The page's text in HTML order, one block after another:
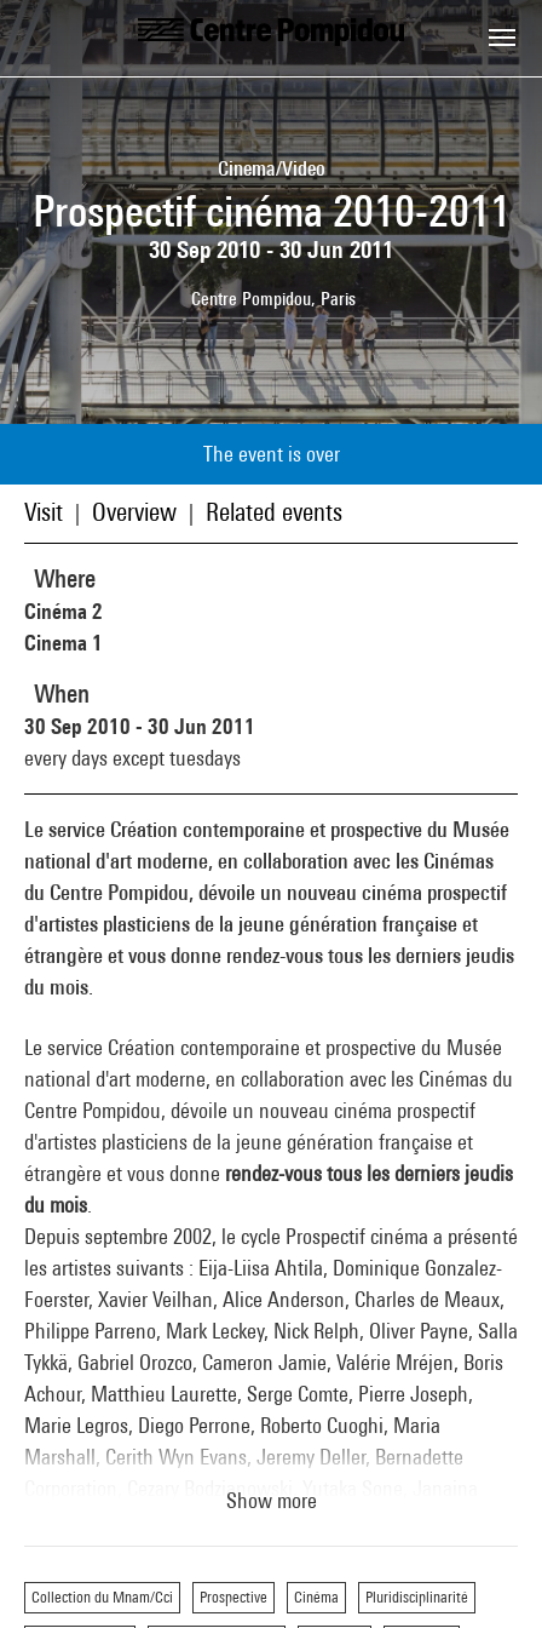
Skip to main content
Centre Pompidou
Cinema/Video
Prospectif cinéma 2010-2011
30 Sep 2010 - 30 Jun 2011
Centre Pompidou, Paris
The event is over
Visit Overview Related events
Le service Création contemporaine et prospective du Musée
national d'art moderne, en collaboration avec les Cinémas
du Centre Pompidou, dévoile un nouveau cinéma prospectif
d'artistes plasticiens de la jeune génération française et
étrangère et vous donne rendez-vous tous les derniers jeudis
du mois.
Le service Création contemporaine et prospective du Musée
national d'art moderne, en collaboration avec les Cinémas du
Centre Pompidou, dévoile un nouveau cinéma prospectif
d'artistes plasticiens de la jeune génération française et
étrangère et vous donne rendez-vous tous les derniers jeudis
du mois
Depuis septembre 2002, le cycle Prospectif cinéma a présenté
les artistes suivants : Eija-Liisa Ahtila, Dominique Gonzalez-
Foerster, Xavier Veilhan, Alice Anderson, Charles de Meaux,
Philippe Parreno, Mark Leckey, Nick Relph, Oliver Payne, Salla
Tykkä, Gabriel Orozco, Cameron Jamie, Valérie Mréjen, Boris
Achour, Matthieu Laurette, Serge Comte, Pierre Joseph,
Marie Legros, Diego Perrone, Roberto Cuoghi, Maria
Marshall, Cerith Wyn Evans, Jeremy Deller, Bernadette
Corporation, Cezary Bodzianowski, Yutaka Sone, Janaina
Christian Jankowski, Erik van Lieshout, Vladimir Nikoliç,
Barmak Akram, Armin Linke, Runa Islam, Artur Zmijewski,
Shahryar Nashat, Bjørn Melhus, Corinna Schnitt, John
Show more
Collection du Mnam/Cci Prospective Cinéma Pluridisciplinarité
Where
Cinéma 2
Cinema 1
When
30 Sep 2010 - 30 Jun 2011
every days except tuesdays